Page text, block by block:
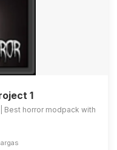
1
Best horror modpack with